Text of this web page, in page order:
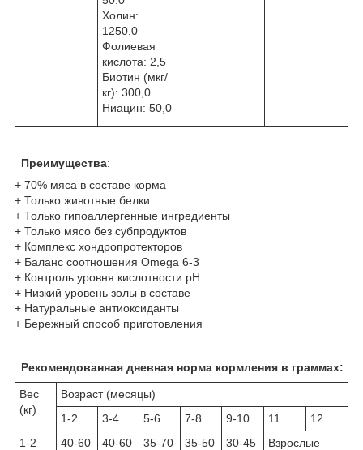
Холин:
1250.0
Фолиевая
кислота: 2,5
Биотин (мкг/
кг): 300,0
Ниацин: 50,0
Преимущества:
+ 70% мяса в составе корма
+ Только животные белки
+ Только гипоаллергенные ингредиенты
+ Только мясо без субпродуктов
+ Комплекс хондропротекторов
+ Баланс соотношения Omega 6-3
+ Контроль уровня кислотности рН
+ Низкий уровень золы в составе
+ Натуральные антиоксиданты
+ Бережный способ приготовления
Рекомендованная дневная норма кормления в граммах:
Вес
(кг)
Возраст (месяцы)
1-2
3-4 5-6 7-8 9-10 11
12
1-2
40-60 40-60 35-70 35-50 30-45
Взрослые